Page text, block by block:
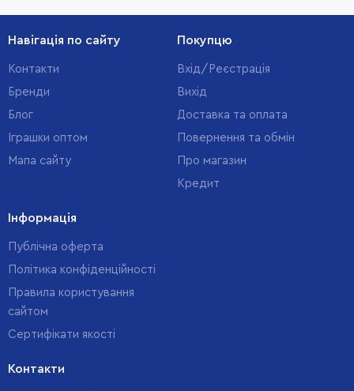
Навігація по сайту
Контакти
Бренди
Блог
Іграшки оптом
Мапа сайту
Покупцю
Вхід/Реєстрація
Вихід
Доставка та оплата
Повернення та обмін
Про магазин
Кредит
Інформація
Публічна оферта
Політика конфіденційності
Правила користування
сайтом
Cертифікати якості
Контакти